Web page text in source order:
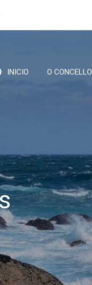
INICIO O CONCELLO